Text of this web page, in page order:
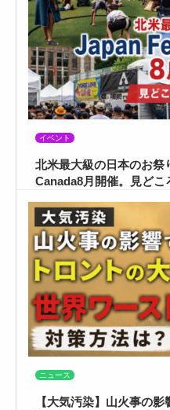
イベント
北米最大級の日本のお祭
Canada8月開催。見どこ
ニュース
【大気汚染】山火事の